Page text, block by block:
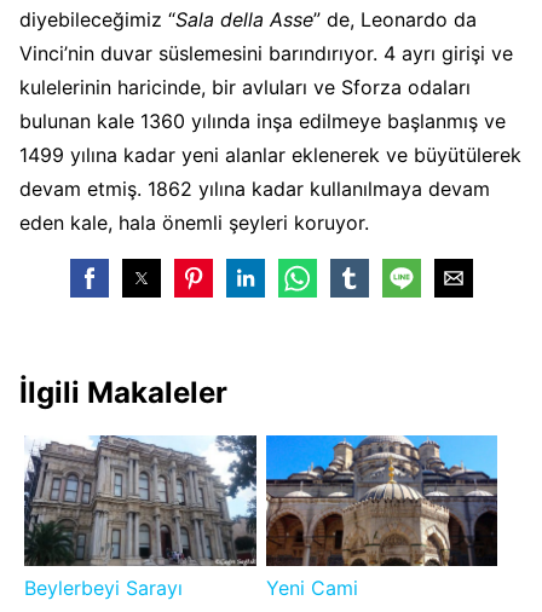
diyebileceğimiz “Sala della Asse” de, Leonardo da
Vinci’nin duvar süslemesini barındırıyor. 4 ayrı girişi ve
kulelerinin haricinde, bir avluları ve Sforza odaları
bulunan kale 1360 yılında inşa edilmeye başlanmış ve
1499 yılına kadar yeni alanlar eklenerek ve büyütülerek
devam etmiş. 1862 yılına kadar kullanılmaya devam
eden kale, hala önemli şeyleri koruyor.
İlgili Makaleler
Beylerbeyi Sarayı Yeni Cami